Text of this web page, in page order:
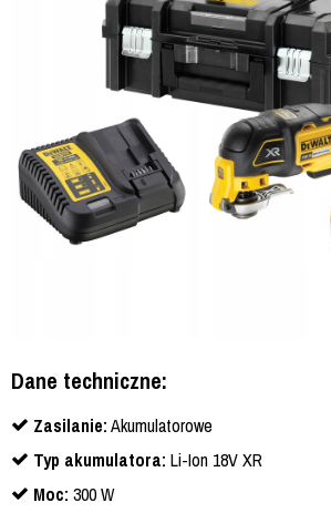
Dane techniczne:
Zasilanie:Akumulatorowe
Typ akumulatora: Li-Ion 18V XR
Moc: 300 W